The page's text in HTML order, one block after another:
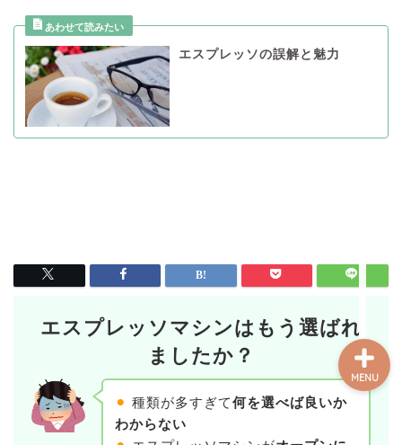
エスプレッソの誤解と魅力
エスプレッソマシンはもう選ばれ
ましたか？
⚫︎ 種類が多すぎて何を選べば良いか
わからない
MENU